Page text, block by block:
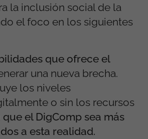
la inclusión social de la
el foco en los siguientes
que ofrece el
una nueva brecha.
los niveles
o sin los recursos
el DigComp sea más
a esta realidad.